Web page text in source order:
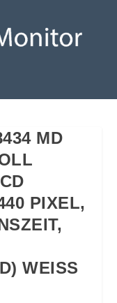
MD
PIXEL,
WEISS